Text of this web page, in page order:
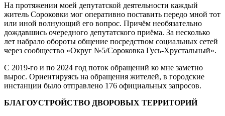
На протяжении моей депутатской деятельности каждый
житель Сороковки мог оперативно поставить передо мной тот
или иной волнующий его вопрос. Причём необязательно
дождавшись очередного депутатского приёма. За несколько
лет набрало обороты общение посредством социальных сетей
через сообщество «Округ №5/Сороковка Гусь­-­Хрустальный».
С 2019­­-го и по 2024 год поток обращений ко мне заметно
вырос. Ориентируясь на обращения жителей, в городские
инстанции было отправлено 176 официальных запросов.
БЛАГОУСТРОЙСТВО ДВОРОВЫХ ТЕРРИТОРИЙ